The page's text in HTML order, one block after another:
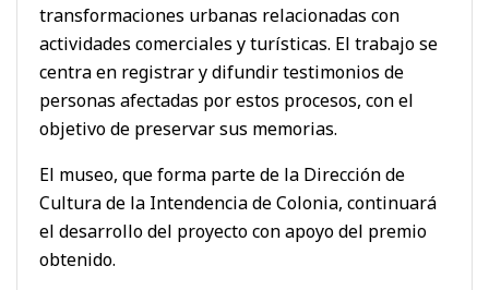
transformaciones urbanas relacionadas con
actividades comerciales y turísticas. El trabajo se
centra en registrar y difundir testimonios de
personas afectadas por estos procesos, con el
objetivo de preservar sus memorias.
El museo, que forma parte de la Dirección de
Cultura de la Intendencia de Colonia, continuará
el desarrollo del proyecto con apoyo del premio
obtenido.